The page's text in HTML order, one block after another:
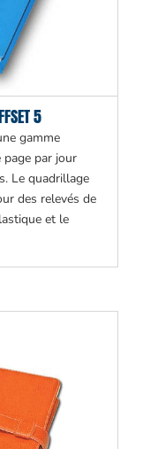
5
gamme
page par jour
Le quadrillage
des relevés de
et le